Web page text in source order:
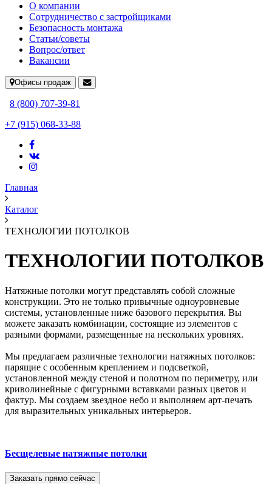
О компании
Сотрудничество с застройщиками
Безопасность монтажа
Статьи/советы
Вопрос/ответ
Вакансии
Офисы продаж
8 (800) 707-39-81
+7 (915) 068-33-88
Главная
Каталог
ТЕХНОЛОГИИ ПОТОЛКОВ
ТЕХНОЛОГИИ ПОТОЛКОВ
Натяжные потолки могут представлять собой сложные
конструкции. Это не только привычные одноуровневые
системы, установленные ниже базового перекрытия. Вы
можете заказать комбинации, состоящие из элементов с
разными формами, размещенные на нескольких уровнях.
Мы предлагаем различные технологии натяжных потолков:
парящие с особенным креплением и подсветкой,
установленной между стеной и полотном по периметру, или
криволинейные с фигурными вставками разных цветов и
фактур. Мы создаем звездное небо и выполняем арт-печать
для выразительных уникальных интерьеров.
Бесщелевые натяжные потолки
Заказать прямо сейчас